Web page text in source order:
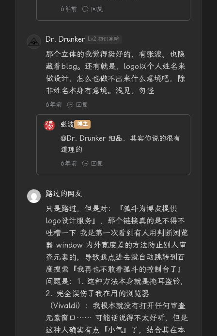
6年前 回复
Dr. Drunker Lv2.初识寒暄
那个立体的我觉得挺好的，有张波、也隐
藏着blog。还有就是，logo以个人姓名来
做设计，怎么也做不出来什么意境吧，除
非姓名本身有意境。浅见，勿怪
6年前 回复
张波 博主
@Dr. Drunker 细品，其实你说的很有
道理的
6年前 回复
路过的网友
只是路过，但是对：『孤斗为博友提供
logo设计服务』，那个链接真的是不得不
吐槽一下 我是第一次看到有人用判断浏览
器 window 内外宽度差的方法防止别人审
查元素的，导致我点进去就自动跳转到百
度搜索『我再也不敢看孤斗的控制台了』
问题是：1. 这种方法本身就是掩耳盗铃，
2. 完全误伤了我在用的浏览器
（Vivaldi）：我根本就没有打开任何审查
元素窗口…… 可能话说得不太好听，但是
这种人确实有点『小气』了，结合其在本